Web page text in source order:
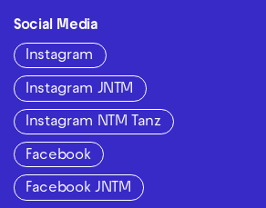
Social Media
Instagram
Instagram JNTM
Instagram NTM Tanz
Facebook
Facebook JNTM